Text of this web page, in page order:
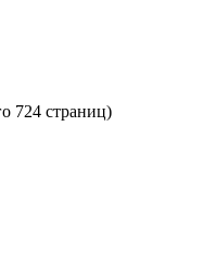
724 страниц)